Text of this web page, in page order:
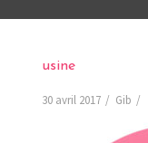
usine
30 avril 2017 Gib